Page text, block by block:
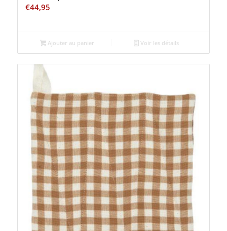
€44,95
Ajouter au panier Voir les détails